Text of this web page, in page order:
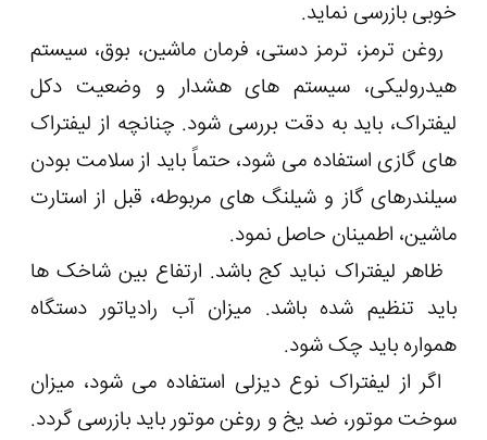
خوبی بازرسی نماید.
روغن ترمز، ترمز دستی، فرمان ماشین، بوق، سیستم
هیدرولیکی، سیستم های هشدار و وضعیت دکل
لیفتراک، باید به دقت بررسی شود. چنانچه از لیفتراک
های گازی استفاده می شود، حتماً باید از سلامت بودن
سیلندرهای گاز و شیلنگ های مربوطه، قبل از استارت
ماشین، اطمینان حاصل نمود.
ظاهر لیفتراک نباید کج باشد. ارتفاع بین شاخک ها
باید تنظیم شده باشد. میزان آب رادیاتور دستگاه
همواره باید چک شود.
اگر از لیفتراک نوع دیزلی استفاده می شود، میزان
سوخت موتور، ضد یخ و روغن موتور باید بازرسی گردد.